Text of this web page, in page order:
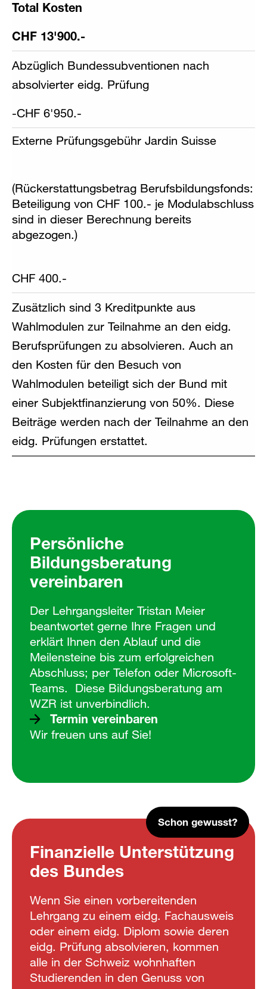
Total Kosten
CHF 13'900.-
Abzüglich Bundessubventionen nach
absolvierter eidg. Prüfung
-CHF 6'950.-
Externe Prüfungsgebühr Jardin Suisse
(Rückerstattungsbetrag Berufsbildungsfonds:
Beteiligung von CHF 100.- je Modulabschluss
sind in dieser Berechnung bereits
abgezogen.)
CHF 400.-
Zusätzlich sind 3 Kreditpunkte aus
Wahlmodulen zur Teilnahme an den eidg.
Berufsprüfungen zu absolvieren. Auch an
den Kosten für den Besuch von
Wahlmodulen beteiligt sich der Bund mit
einer Subjektfinanzierung von 50%. Diese
Beiträge werden nach der Teilnahme an den
eidg. Prüfungen erstattet.
Persönliche
Bildungsberatung
vereinbaren
Der Lehrgangsleiter Tristan Meier
beantwortet gerne Ihre Fragen und
erklärt Ihnen den Ablauf und die
Meilensteine bis zum erfolgreichen
Abschluss; per Telefon oder Microsoft-
Teams. Diese Bildungsberatung am
WZR ist unverbindlich.
Termin vereinbaren
Wir freuen uns auf Sie!
Schon gewusst?
Finanzielle Unterstützung
des Bundes
Wenn Sie einen vorbereitenden
Lehrgang zu einem eidg. Fachausweis
oder einem eidg. Diplom sowie deren
eidg. Prüfung absolvieren, kommen
alle in der Schweiz wohnhaften
Studierenden in den Genuss von